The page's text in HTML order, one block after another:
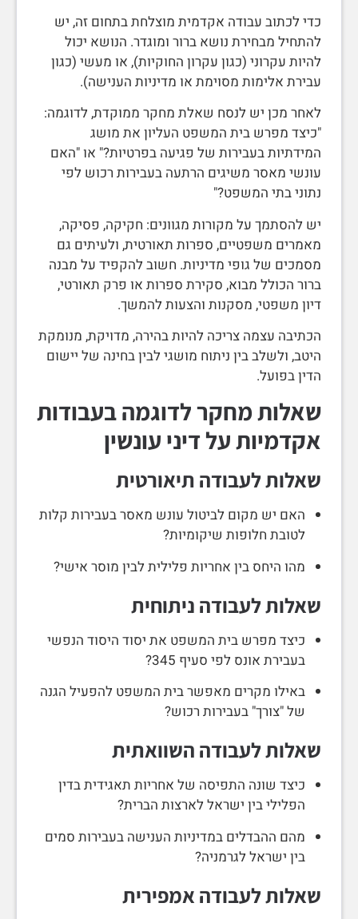
כדי לכתוב עבודה אקדמית מוצלחת בתחום זה, יש
להתחיל מבחירת נושא ברור ומוגדר. הנושא יכול
להיות עקרוני (כגון עקרון החוקיות), או מעשי (כגון
עבירת אלימות מסוימת או מדיניות הענישה).
לאחר מכן יש לנסח שאלת מחקר ממוקדת, לדוגמה:
"כיצד מפרש בית המשפט העליון את מושג
המידתיות בעבירות של פגיעה בפרטיות?" או "האם
עונשי מאסר משיגים הרתעה בעבירות רכוש לפי
נתוני בתי המשפט?"
יש להסתמך על מקורות מגוונים: חקיקה, פסיקה,
מאמרים משפטיים, ספרות תאורטית, ולעיתים גם
מסמכים של גופי מדיניות. חשוב להקפיד על מבנה
ברור הכולל מבוא, סקירת ספרות או פרק תאורטי,
דיון משפטי, מסקנות והצעות להמשך.
הכתיבה עצמה צריכה להיות בהירה, מדויקת, מנומקת
היטב, ולשלב בין ניתוח מושגי לבין בחינה של יישום
הדין בפועל.
שאלות מחקר לדוגמה בעבודות
אקדמיות על דיני עונשין
שאלות לעבודה תיאורטית
האם יש מקום לביטול עונש מאסר בעבירות קלות
לטובת חלופות שיקומיות?
מהו היחס בין אחריות פלילית לבין מוסר אישי?
שאלות לעבודה ניתוחית
כיצד מפרש בית המשפט את יסוד היסוד הנפשי
בעבירת אונס לפי סעיף 345?
באילו מקרים מאפשר בית המשפט להפעיל הגנה
של "צורך" בעבירות רכוש?
שאלות לעבודה השוואתית
כיצד שונה התפיסה של אחריות תאגידית בדין
הפלילי בין ישראל לארצות הברית?
מהם ההבדלים במדיניות הענישה בעבירות סמים
בין ישראל לגרמניה?
שאלות לעבודה אמפירית